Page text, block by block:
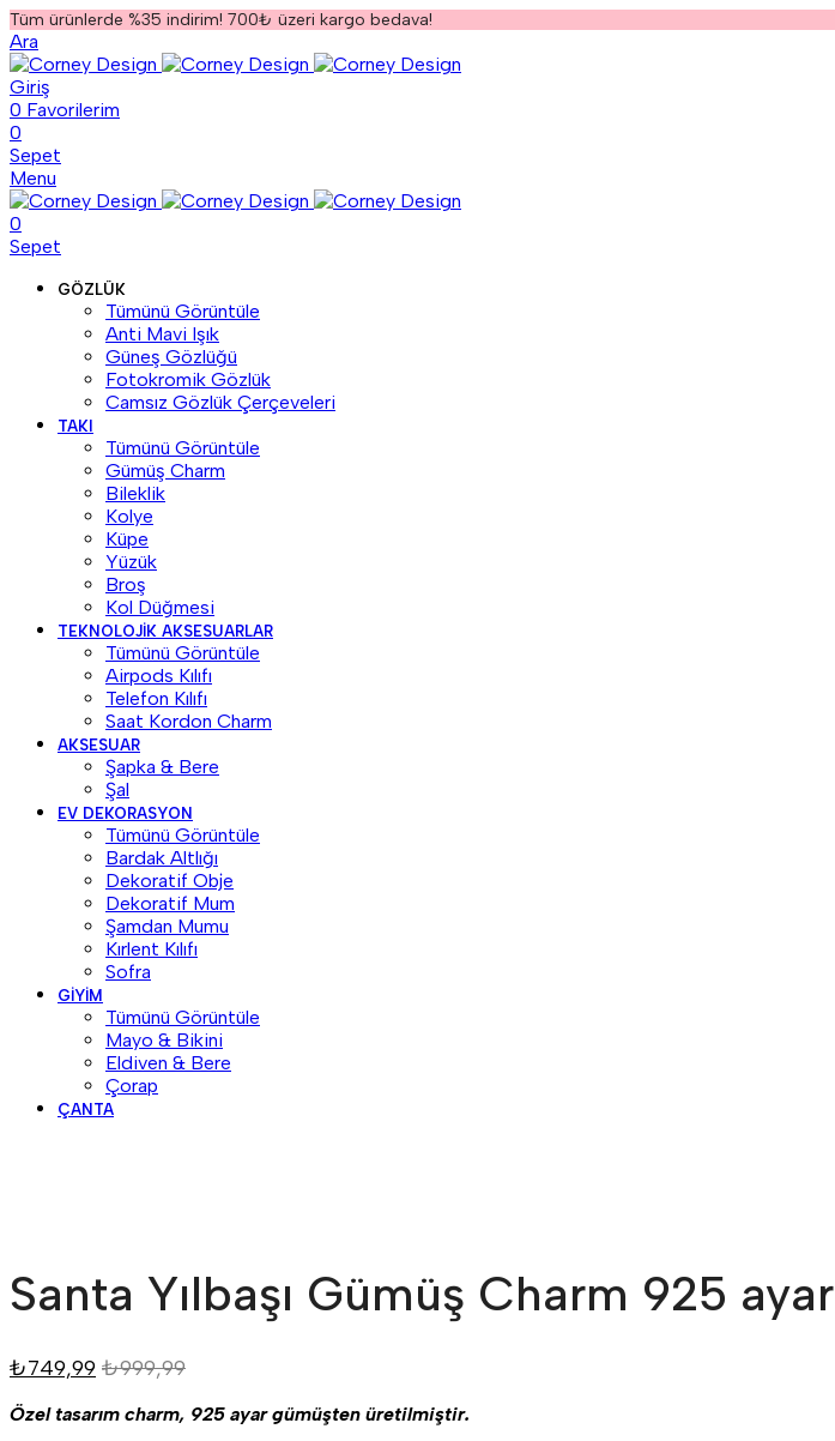
Tüm ürünlerde %35 indirim! 700₺ üzeri kargo bedava!
Ara
Giriş
0 Favorilerim
0
Sepet
Menu
0
Sepet
GÖZLÜK
Tümünü Görüntüle
Anti Mavi Işık
Güneş Gözlüğü
Fotokromik Gözlük
Camsız Gözlük Çerçeveleri
TAKI
Tümünü Görüntüle
Gümüş Charm
Bileklik
Kolye
Küpe
Yüzük
Broş
Kol Düğmesi
TEKNOLOJIK AKSESUARLAR
Tümünü Görüntüle
Airpods Kılıfı
Telefon Kılıfı
Saat Kordon Charm
AKSESUAR
Şapka & Bere
Şal
EV DEKORASYON
Tümünü Görüntüle
Bardak Altlığı
Dekoratif Obje
Dekoratif Mum
Şamdan Mumu
Kırlent Kılıfı
Sofra
GIYIM
Tümünü Görüntüle
Mayo & Bikini
Eldiven & Bere
Çorap
ÇANTA
Santa Yılbaşı Gümüş Charm 925 ayar
₺749,99 ₺999,99
Özel tasarım charm, 925 ayar gümüşten üretilmiştir.